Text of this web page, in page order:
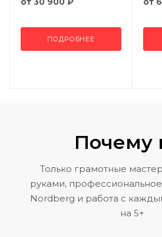
ПОДРОБНЕЕ
Почему
Только грамотные
руками,
Nordberg и работа с
на 5+